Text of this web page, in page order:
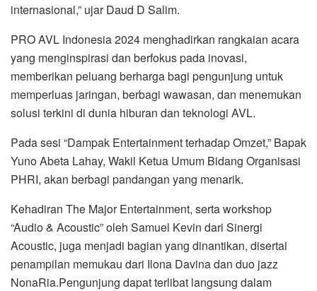
internasional,” ujar Daud D Salim.
PRO AVL Indonesia 2024 menghadirkan rangkaian acara
yang menginspirasi dan berfokus pada inovasi,
memberikan peluang berharga bagi pengunjung untuk
memperluas jaringan, berbagi wawasan, dan menemukan
solusi terkini di dunia hiburan dan teknologi AVL.
Pada sesi “Dampak Entertainment terhadap Omzet,” Bapak
Yuno Abeta Lahay, Wakil Ketua Umum Bidang Organisasi
PHRI, akan berbagi pandangan yang menarik.
Kehadiran The Major Entertainment, serta workshop
“Audio & Acoustic” oleh Samuel Kevin dari Sinergi
Acoustic, juga menjadi bagian yang dinantikan, disertai
penampilan memukau dari Ilona Davina dan duo jazz
NonaRia.Pengunjung dapat terlibat langsung dalam